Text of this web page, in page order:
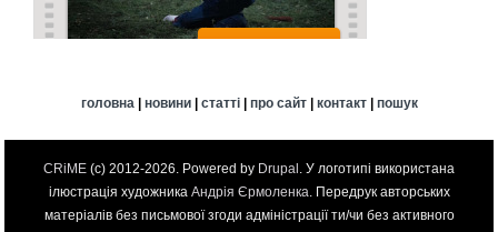
головна | новини| статті| про сайт| контакт| пошук
CRiME (c) 2012-2026. Powered by Drupal . У логотипі використана
ілюстрація художника Андрія Єрмоленка . Передрук авторських
матеріалів без письмової згоди адміністрації ти/чи без активного